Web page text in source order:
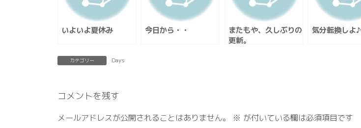
いよいよ夏休み 今日から・・
またもや、久しぶりの
更新。
気分転換しよ♪
カテゴリー Days
コメントを残す
メールアドレスが公開されることはありません。 ※ が付いている欄は必須項目です